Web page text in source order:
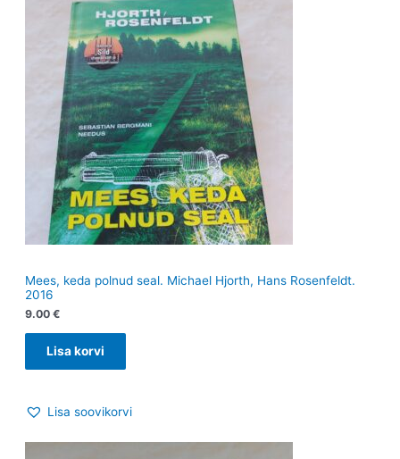
Mees, keda polnud seal. Michael Hjorth, Hans Rosenfeldt.
2016
9.00 €
Lisa korvi
Lisa soovikorvi